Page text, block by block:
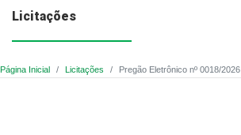
Licitações
Página Inicial Licitações Pregão Eletrônico nº 0018/2026